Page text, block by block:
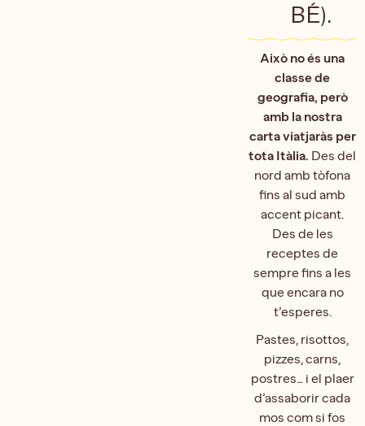
BÉ).
Això no és una
classe de
geografia, però
amb la nostra
carta viatjaràs per
tota Itàlia. Des del
nord amb tòfona
fins al sud amb
accent picant.
Des de les
receptes de
sempre fins a les
que encara no
t’esperes.
Pastes, risottos,
pizzes, carns,
postres… i el plaer
d’assaborir cada
mos com si fos